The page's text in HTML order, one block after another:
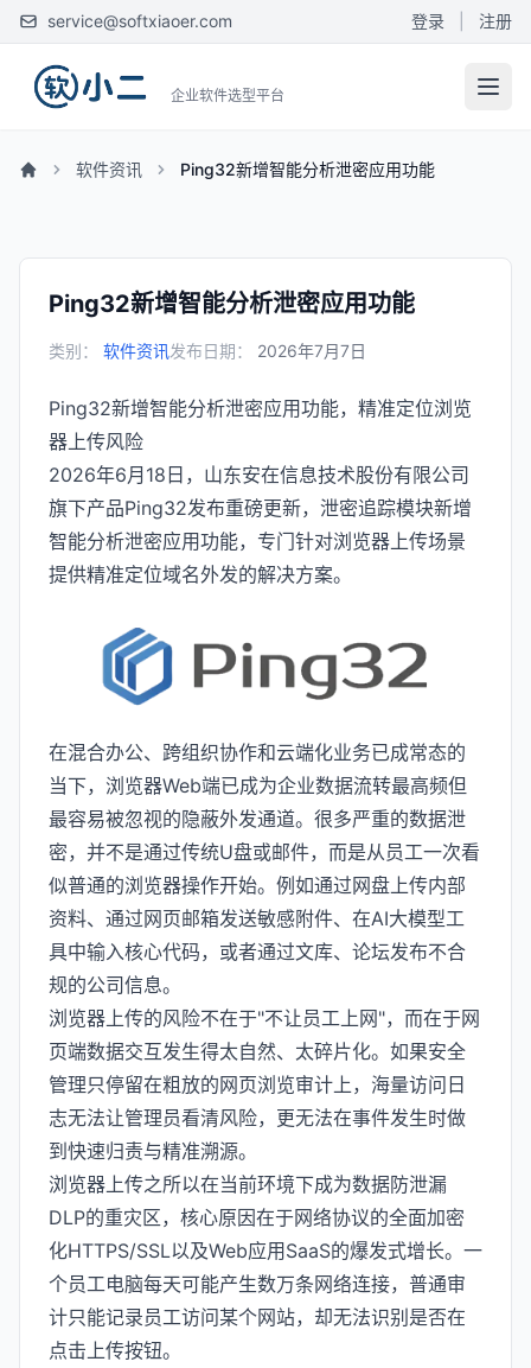
service@softxiaoer.com 登录 注册
企业软件选型平台
软件资讯 Ping32新增智能分析泄密应用功能
Ping32新增智能分析泄密应用功能
类别： 软件资讯发布日期： 2026年7月7日
Ping32新增智能分析泄密应用功能，精准定位浏览
器上传风险
2026年6月18日，山东安在信息技术股份有限公司
旗下产品Ping32发布重磅更新，泄密追踪模块新增
智能分析泄密应用功能，专门针对浏览器上传场景
提供精准定位域名外发的解决方案。
在混合办公、跨组织协作和云端化业务已成常态的
当下，浏览器Web端已成为企业数据流转最高频但
最容易被忽视的隐蔽外发通道。很多严重的数据泄
密，并不是通过传统U盘或邮件，而是从员工一次看
似普通的浏览器操作开始。例如通过网盘上传内部
资料、通过网页邮箱发送敏感附件、在AI大模型工
具中输入核心代码，或者通过文库、论坛发布不合
规的公司信息。
浏览器上传的风险不在于"不让员工上网"，而在于网
页端数据交互发生得太自然、太碎片化。如果安全
管理只停留在粗放的网页浏览审计上，海量访问日
志无法让管理员看清风险，更无法在事件发生时做
到快速归责与精准溯源。
浏览器上传之所以在当前环境下成为数据防泄漏
DLP的重灾区，核心原因在于网络协议的全面加密
化HTTPS/SSL以及Web应用SaaS的爆发式增长。一
个员工电脑每天可能产生数万条网络连接，普通审
计只能记录员工访问某个网站，却无法识别是否在
点击上传按钮。